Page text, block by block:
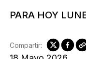
PARA HOY
Compartir: